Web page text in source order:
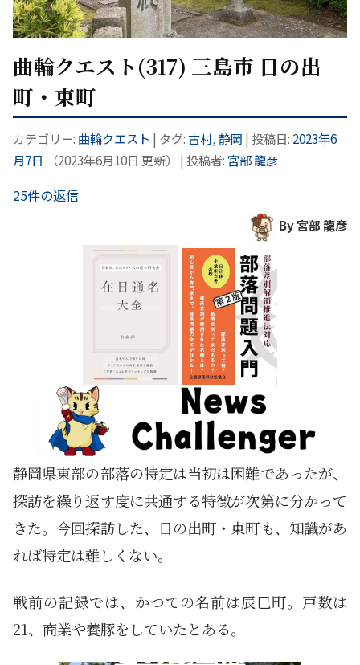
曲輪クエスト(317) 三島市 日の出
町・東町
カテゴリー: 曲輪クエスト | タグ:古村,静岡 | 投稿日: 2023年6
月7日
（2023年6月10日 更新） | 投稿者: 宮部 龍彦
25件の返信
By 宮部 龍彦
静岡県東部の部落の特定は当初は困難であったが、
探訪を繰り返す度に共通する特徴が次第に分かって
きた。今回探訪した、日の出町・東町も、知識があ
れば特定は難しくない。
戦前の記録では、かつての名前は辰巳町。戸数は
21、商業や養豚をしていたとある。